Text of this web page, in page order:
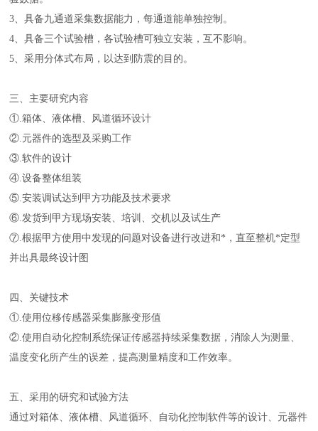
3、具备九通道采集数据能力，每通道能单独控制。
4、具备三个试验槽，各试验槽可独立安装，互不影响。
5、采用分体式布局，以达到防震的目的。
三、主要研究内容
①.箱体、液体槽、风道循环设计
②.元器件的选型及采购工作
③.软件的设计
④.设备整体组装
⑤.安装调试达到甲方功能及技术要求
⑥.发货到甲方现场安装、培训、交机以及试生产
⑦.根据甲方使用中发现的问题对设备进行改进和*，直至整机*定型
并出具最终设计图
四、关键技术
①.使用位移传感器采集膨胀变形值
②.使用自动化控制系统保证传感器持续采集数据，消除人为测量、
温度变化所产生的误差，提高测量精度和工作效率。
五、采用的研究和试验方法
通过对箱体、液体槽、风道循环、自动化控制软件等的设计、元器件